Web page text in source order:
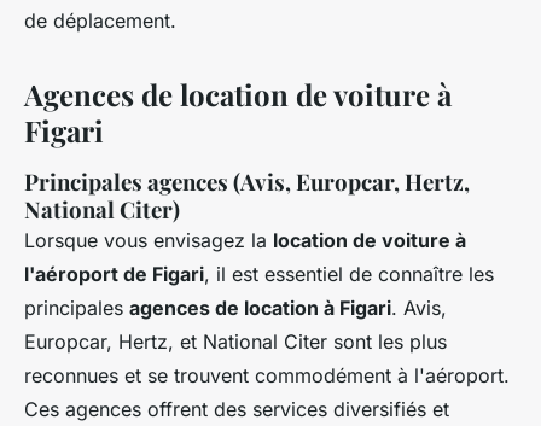
de déplacement.
Agences de location de voiture à
Figari
Principales agences (Avis, Europcar, Hertz,
National Citer)
Lorsque vous envisagez la location de voiture à
l'aéroport de Figari, il est essentiel de connaître les
principales agences de location à Figari. Avis,
Europcar, Hertz, et National Citer sont les plus
reconnues et se trouvent commodément à l'aéroport.
Ces agences offrent des services diversifiés et